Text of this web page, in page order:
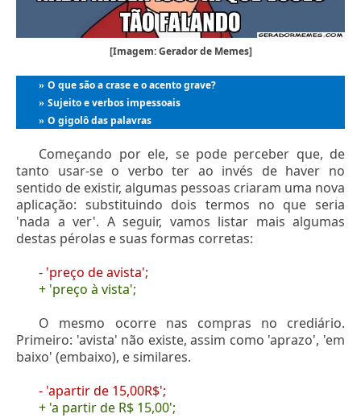
[Imagem: Gerador de Memes]
» O que são a crase e o acento grave?
» Sujeito e verbos impessoais
» O gigolô das palavras
Começando por ele, se pode perceber que, de
tanto usar-se o verbo ter ao invés de haver no
sentido de existir, algumas pessoas criaram uma nova
aplicação: substituindo dois termos no que seria
'nada a ver'. A seguir, vamos listar mais algumas
destas pérolas e suas formas corretas:
- 'preço de avista';
+ 'preço à vista';
O mesmo ocorre nas compras no crediário.
Primeiro: 'avista' não existe, assim como 'aprazo', 'em
baixo' (embaixo), e similares.
- 'apartir de 15,00R$';
+ 'a partir de R$ 15,00';